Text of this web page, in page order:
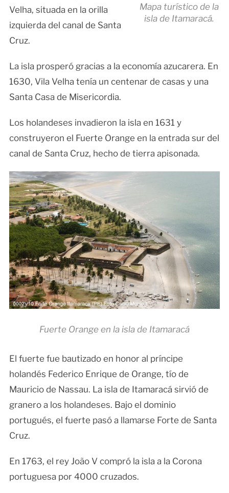
Mapa turístico de la
isla de Itamaracá.
Velha, situada en la orilla
izquierda del canal de Santa
Cruz.
La isla prosperó gracias a la economía azucarera. En
1630, Vila Velha tenía un centenar de casas y una
Santa Casa de Misericordia.
Los holandeses invadieron la isla en 1631 y
construyeron el Fuerte Orange en la entrada sur del
canal de Santa Cruz, hecho de tierra apisonada.
Fuerte Orange en la isla de Itamaracá
El fuerte fue bautizado en honor al príncipe
holandés Federico Enrique de Orange, tío de
Mauricio de Nassau. La isla de Itamaracá sirvió de
granero a los holandeses. Bajo el dominio
portugués, el fuerte pasó a llamarse Forte de Santa
Cruz.
En 1763, el rey João V compró la isla a la Corona
portuguesa por 4000 cruzados.